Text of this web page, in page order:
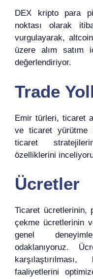
DEX kripto para
noktası olarak
vurgulayarak,
üzere alım satım
değerlendiriyor.
Trade
Emir türleri, ticaret
ve ticaret yürütme
ticaret
özelliklerini
Ücretler
Ticaret ücretlerinin,
çekme ücretlerinin
genel
odaklanıyoruz.
faaliyetlerini